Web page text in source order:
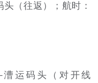
（往返）；航时：
运码头（对开线